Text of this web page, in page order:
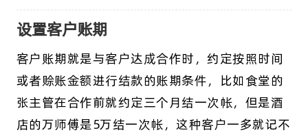
设置客户账期
客户账期就是与客户达成合作时，约定按照时间
或者赊账金额进行结款的账期条件，比如食堂的
张主管在合作前就约定三个月结一次帐，但是酒
店的万师傅是5万结一次帐，这种客户一多就记不